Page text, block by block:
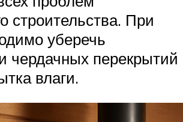
строительства. При
уберечь
чердачных перекрытий
влаги.